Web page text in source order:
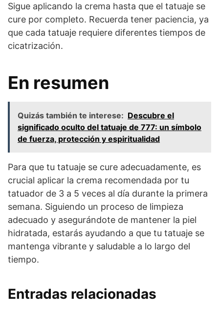
Sigue aplicando la crema hasta que el tatuaje se
cure por completo. Recuerda tener paciencia, ya
que cada tatuaje requiere diferentes tiempos de
cicatrización.
En resumen
Quizás también te interese: Descubre el
significado oculto del tatuaje de 777: un símbolo
de fuerza, protección y espiritualidad
Para que tu tatuaje se cure adecuadamente, es
crucial aplicar la crema recomendada por tu
tatuador de 3 a 5 veces al día durante la primera
semana. Siguiendo un proceso de limpieza
adecuado y asegurándote de mantener la piel
hidratada, estarás ayudando a que tu tatuaje se
mantenga vibrante y saludable a lo largo del
tiempo.
Entradas relacionadas